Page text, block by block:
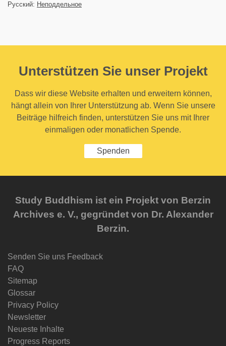
Русский: Неподдельное
Unterstützen Sie unser Projekt
Dass wir diese Website erhalten und erweitern können,
hängt allein von Ihrer Unterstützung ab. Wenn Sie unsere
Beiträge hilfreich finden, unterstützen Sie uns mit Ihrer
einmaligen oder monatlichen Spende.
Spenden
Study Buddhism ist ein Projekt von Berzin
Archives e. V., gegründet von Dr. Alexander
Berzin.
Senden Sie uns Feedback
FAQ
Sitemap
Glossar
Privacy Policy
Newsletter
Neueste Inhalte
Progress Reports